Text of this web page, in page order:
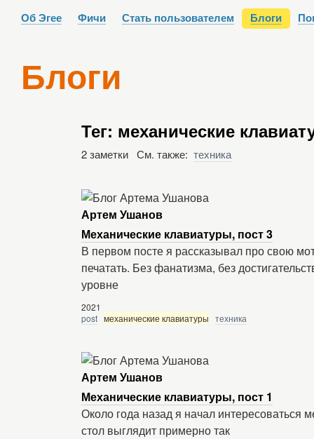
Об Эгее Фичи Стать пользователем Блоги
Блоги
Тег: механические
2 заметки См. также: техника
Артем Ушанов
Механические клавиатуры, пост 3
В первом посте я рассказывал про свою
печатать. Без фанатизма, без
уровне
2021
post механические клавиатуры техника
Артем Ушанов
Механические клавиатуры, пост 1
Около года назад я начал интересоваться
стол выглядит примерно так